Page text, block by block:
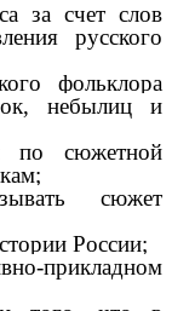
за счет слов
русского
фольклора
небылиц и
по сюжетной
сюжет
России;
прикладном